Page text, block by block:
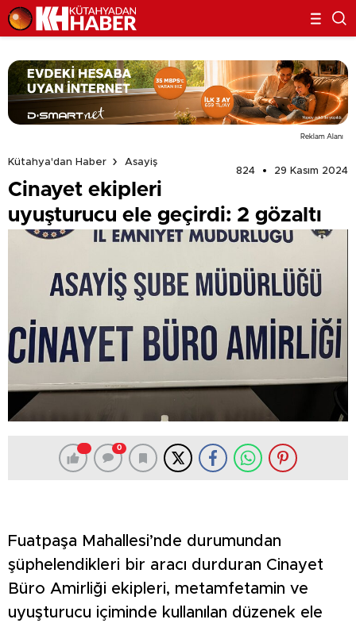
Reklam Alanı
Kütahya'dan Haber
Asayiş
824
29 Kasım 2024
Cinayet ekipleri
uyuşturucu ele geçirdi: 2 gözaltı
0
Fuatpaşa Mahallesi’nde durumundan
şüphelendikleri bir aracı durduran Cinayet
Büro Amirliği ekipleri, metamfetamin ve
uyuşturucu içiminde kullanılan düzenek ele